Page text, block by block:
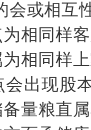
会或相互
相同样
相同样
会出现股
量粮直